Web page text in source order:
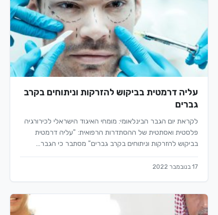
עליה דרמטית בביקוש להזרקות וניתוחים בקרב
גברים
לקראת יום הגבר הבינלאומי: מומחי האיגוד הישראלי לכירורגיה
פלסטית ואסתטית של ההסתדרות הרפואית: "עליה דרמטית
בביקוש להזרקות וניתוחים בקרב גברים" מסתבר כי הגבר…
17 בנובמבר 2022